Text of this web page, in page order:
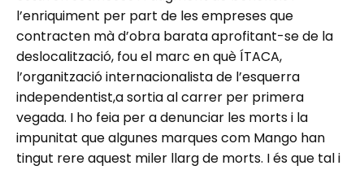
l’enriquiment per part de les empreses que
contracten mà d’obra barata aprofitant-se de la
deslocalització, fou el marc en què ÍTACA,
l’organització internacionalista de l’esquerra
independentist,a sortia al carrer per primera
vegada. I ho feia per a denunciar les morts i la
impunitat que algunes marques com Mango han
tingut rere aquest miler llarg de morts. I és que tal i